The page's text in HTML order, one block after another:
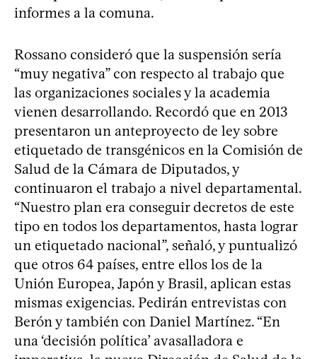
informes a la comuna.
Rossano consideró que la suspensión sería
“muy negativa” con respecto al trabajo que
las organizaciones sociales y la academia
vienen desarrollando. Recordó que en 2013
presentaron un anteproyecto de ley sobre
etiquetado de transgénicos en la Comisión de
Salud de la Cámara de Diputados, y
continuaron el trabajo a nivel departamental.
“Nuestro plan era conseguir decretos de este
tipo en todos los departamentos, hasta lograr
un etiquetado nacional”, señaló, y puntualizó
que otros 64 países, entre ellos los de la
Unión Europea, Japón y Brasil, aplican estas
mismas exigencias. Pedirán entrevistas con
Berón y también con Daniel Martínez. “En
una ‘decisión política’ avasalladora e